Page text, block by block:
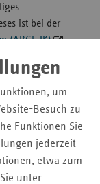
um
Besuch zu
Funktionen Sie
jederzeit
etwa zum
unter
ist bei der
(ARGE IK)
und
124 SGB V im